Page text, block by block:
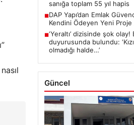
sanığa toplam 55 yıl hapis
■DAP Yapı’dan Emlak
Kendini Ödeyen Yeni
■‘Yeraltı’ dizisinde şok olay!
duyurusunda bulundu:
olmadığı halde…’
Güncel